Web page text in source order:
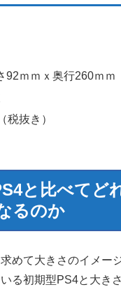
92ｍｍｘ奥行260ｍｍ
税抜き）
と比べてど
るのか
めて大きさのイメー
る初期型PS4と大き